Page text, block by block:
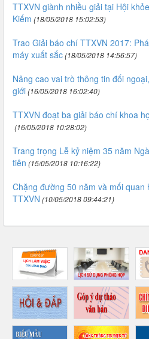
TTXVN giành nhiều giải tại Hội
Kiếm (18/05/2018 15:02:53)
Trao Giải báo chí TTXVN 2017:
máy xuất sắc(18/05/2018 14:56:57)
Nâng cao vai trò thông tin đối
giới(16/05/2018 16:02:40)
TTXVN đoạt ba giải báo chí khoa
(16/05/2018 10:28:02)
Trang trọng Lễ kỷ niệm 35 năm
tiên (15/05/2018 10:16:22)
Chặng đường 50 năm và mối quan
TTXVN (10/05/2018 09:44:21)